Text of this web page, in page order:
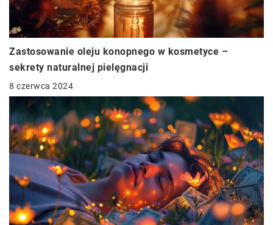
Zastosowanie oleju konopnego w kosmetyce –
sekrety naturalnej pielęgnacji
8 czerwca 2024